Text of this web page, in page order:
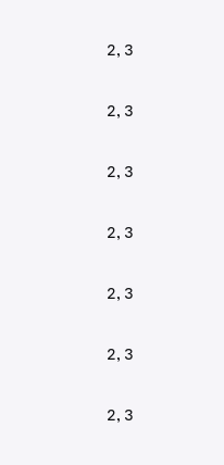
2, 3
2, 3
2, 3
2, 3
2, 3
2, 3
2, 3